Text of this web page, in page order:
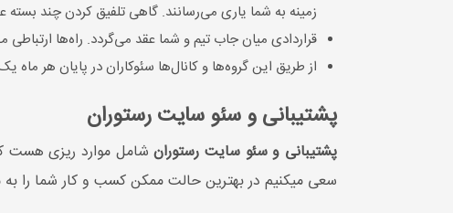
زمینه به شما یاری می‌رسانند. گاهی تلفیق کردن چند
قراردادی میان جاب تیم و شما عقد می‌گردد. راه‌ها
از طریق این گروه‌ها و کانال‌ها سئوکاران در پایان هر
پشتیبانی و سئو سایت رستوران
پشتیبانی و سئو سایت رستورانشامل موارد ریزی هست که
سعی میکنیم در بهترین حالت ممکن کسب و کار شما را